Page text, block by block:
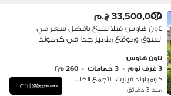
33,500,000 ج.م
تاون هاوس فيلا للبيع بافضل سعر في
السوق وموقع متميز جدا في كمبوند
Villette New Cairo
تاون هاوس
3 غرف نوم
• 3 حمامات • 260 م٢
كومباوند فيليت، التجمع الخامس
منذ 3 دقائق